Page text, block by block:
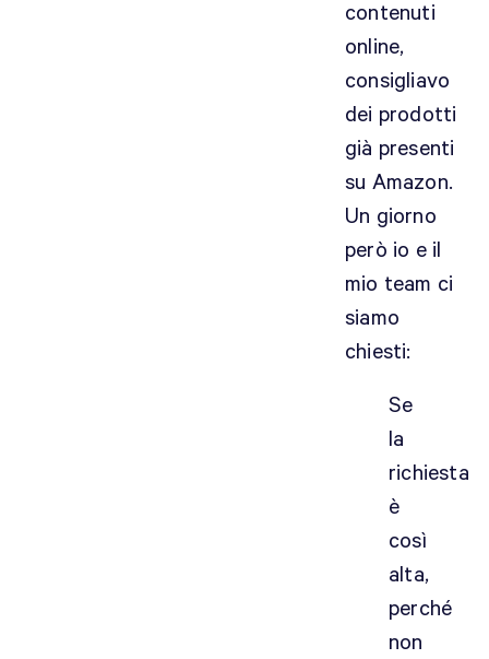
contenuti
online,
consigliavo
dei prodotti
già presenti
su Amazon.
Un giorno
però io e il
mio team ci
siamo
chiesti:
Se
la
richiesta
è
così
alta,
perché
non